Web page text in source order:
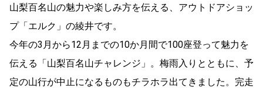
山梨百名山の魅力や楽しみ方を伝える、アウトドアショッ
プ「エルク」の綾井です。
今年の3月から12月までの10か月間で100座登って魅力を
伝える「山梨百名山チャレンジ」。梅雨入りとともに、予
定の山行が中止になるものもチラホラ出てきました。完走